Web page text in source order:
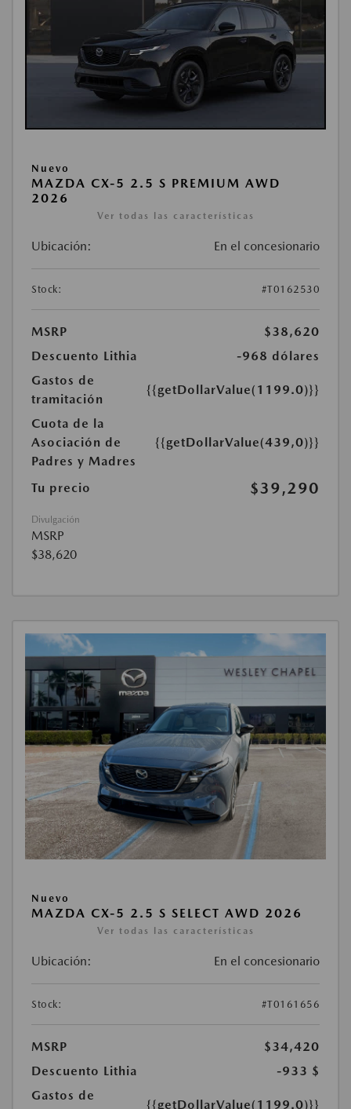
Nuevo
MAZDA CX-5 2.5 S PREMIUM AWD
2026
Ver todas las características
Ubicación: En el concesionario
Stock: #T0162530
MSRP
$38,620
Descuento Lithia
-968 dólares
Gastos de
tramitación
{{getDollarValue(1199.0)}}
Cuota de la
Asociación de
Padres y Madres
{{getDollarValue(439,0)}}
Tu precio $39,290
Divulgación
MSRP
$38,620
Nuevo
MAZDA CX-5 2.5 S SELECT AWD 2026
Ver todas las características
Ubicación: En el concesionario
Stock: #T0161656
MSRP
$34,420
Descuento Lithia
-933 $
Gastos de
{{getDollarValue(1199.0)}}